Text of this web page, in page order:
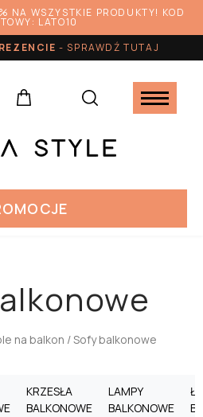
NA WSZYSTKIE PRODUKTY! KOD
LATO10
-SPRAWDŹ TUTAJ
na balkon / Sofy balkonowe
KRZESŁA
BALKONOWE
LAMPY
BALKONOWE